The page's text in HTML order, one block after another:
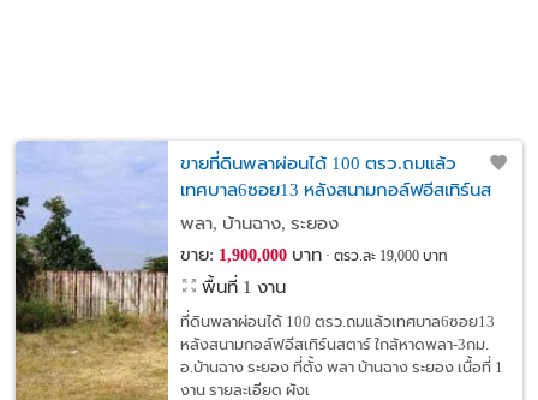
ขายที่ดินพลาผ่อนได้ 100 ตรว.ถมแล้ว
เทศบาล6ซอย13 หลังสนามกอล์ฟอีสเทิร์นส
ตาร์ ใกล้หาดพลา-3กม. อ.บ้านฉาง ระยอง
พลา, บ้านฉาง, ระยอง
ขาย: 1,900,000บาท ตรว.ละ 19,000 บาท
พื้นที่ 1 งาน
ที่ดินพลาผ่อนได้ 100 ตรว.ถมแล้วเทศบาล6ซอย13
หลังสนามกอล์ฟอีสเทิร์นสตาร์ ใกล้หาดพลา-3กม.
อ.บ้านฉาง ระยอง ที่ตั้ง พลา บ้านฉาง ระยอง เนื้อที่ 1
งาน รายละเอียด ผังเ